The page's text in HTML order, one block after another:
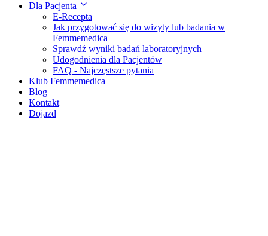
Dla Pacjenta
E-Recepta
Jak przygotować się do wizyty lub badania w
Femmemedica
Sprawdź wyniki badań laboratoryjnych
Udogodnienia dla Pacjentów
FAQ - Najczęstsze pytania
Klub Femmemedica
Blog
Kontakt
Dojazd